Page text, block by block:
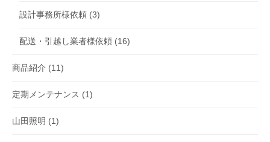
設計事務所様依頼 (3)
配送・引越し業者様依頼 (16)
商品紹介 (11)
定期メンテナンス (1)
山田照明 (1)